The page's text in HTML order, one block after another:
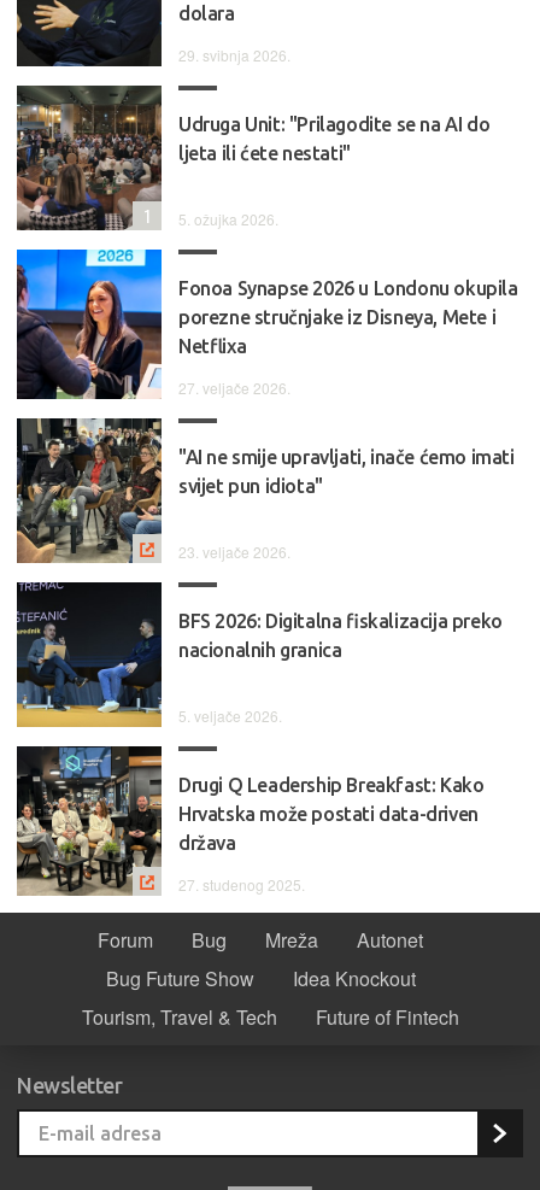
dolara
29. svibnja 2026.
Udruga Unit: "Prilagodite se na AI do
ljeta ili ćete nestati"
5. ožujka 2026.
1
Fonoa Synapse 2026 u Londonu okupila
porezne stručnjake iz Disneya, Mete i
Netflixa
27. veljače 2026.
"AI ne smije upravljati, inače ćemo imati
svijet pun idiota"
23. veljače 2026.
BFS 2026: Digitalna fiskalizacija preko
nacionalnih granica
5. veljače 2026.
Drugi Q Leadership Breakfast: Kako
Hrvatska može postati data-driven
država
27. studenog 2025.
Forum Bug Mreža
Autonet
Bug Future Show
Idea Knockout
Tourism, Travel & Tech
Future of Fintech
Newsletter